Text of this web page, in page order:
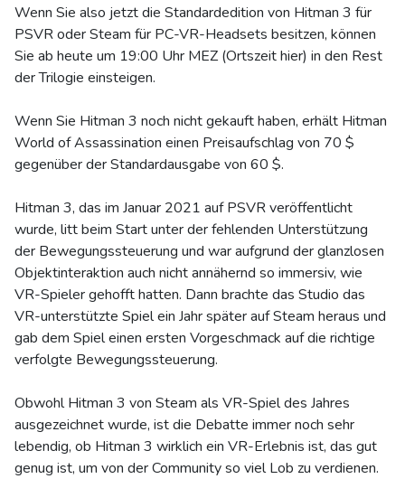
Wenn Sie also jetzt die Standardedition von Hitman 3 für
PSVR oder Steam für PC-VR-Headsets besitzen, können
Sie ab heute um 19:00 Uhr MEZ (Ortszeit hier) in den Rest
der Trilogie einsteigen.
Wenn Sie Hitman 3 noch nicht gekauft haben, erhält Hitman
World of Assassination einen Preisaufschlag von 70 $
gegenüber der Standardausgabe von 60 $.
Hitman 3, das im Januar 2021 auf PSVR veröffentlicht
wurde, litt beim Start unter der fehlenden Unterstützung
der Bewegungssteuerung und war aufgrund der glanzlosen
Objektinteraktion auch nicht annähernd so immersiv, wie
VR-Spieler gehofft hatten. Dann brachte das Studio das
VR-unterstützte Spiel ein Jahr später auf Steam heraus und
gab dem Spiel einen ersten Vorgeschmack auf die richtige
verfolgte Bewegungssteuerung.
Obwohl Hitman 3 von Steam als VR-Spiel des Jahres
ausgezeichnet wurde, ist die Debatte immer noch sehr
lebendig, ob Hitman 3 wirklich ein VR-Erlebnis ist, das gut
genug ist, um von der Community so viel Lob zu verdienen.